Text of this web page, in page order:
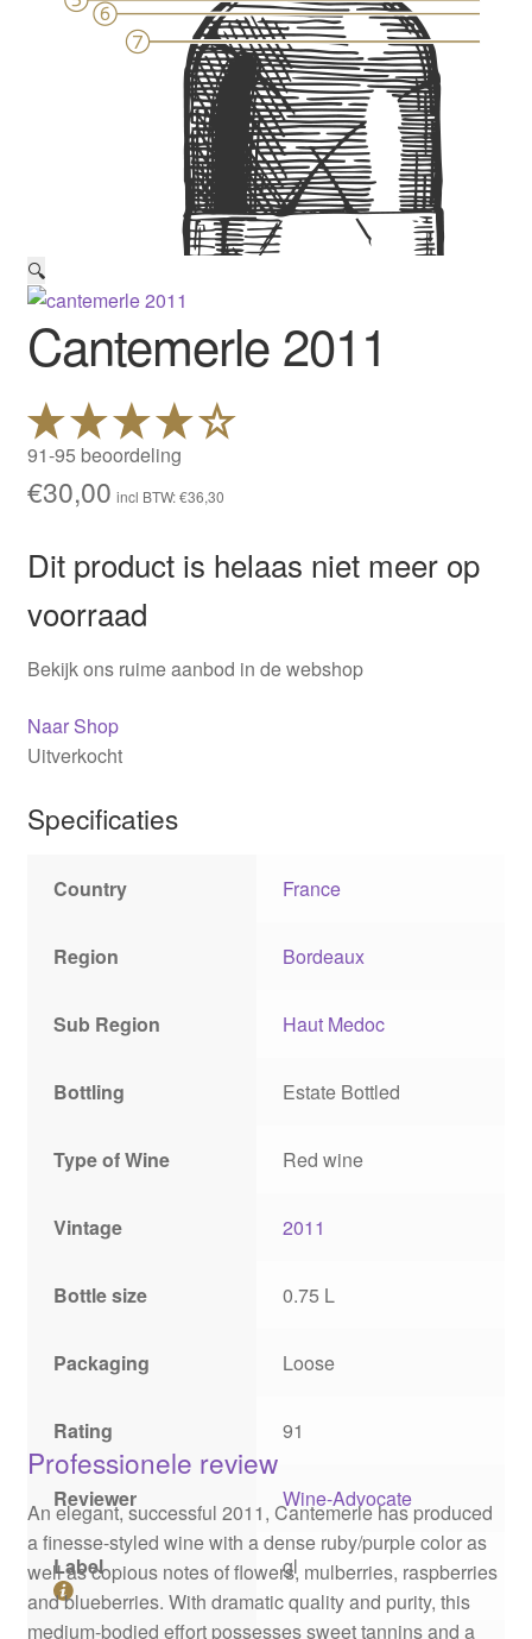
🔍
Cantemerle 2011
91-95 beoordeling
€30,00 incl BTW:€36,30
Dit product is helaas niet meer op
voorraad
Bekijk ons ruime aanbod in de webshop
Naar Shop
Uitverkocht
Specificaties
Country France
Region Bordeaux
Sub Region Haut Medoc
Bottling Estate Bottled
Type of Wine Red wine
Vintage 2011
Bottle size 0.75 L
Packaging Loose
Rating 91
Reviewer Wine-Advocate
Label gl
Professionele review
An elegant, successful 2011, Cantemerle has produced
a finesse-styled wine with a dense ruby/purple color as
well as copious notes of flowers, mulberries, raspberries
and blueberries. With dramatic quality and purity, this
medium-bodied effort possesses sweet tannins and a